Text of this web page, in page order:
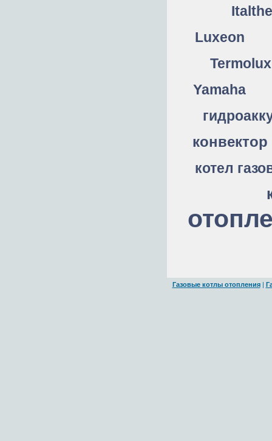
Luxeon
Termolux
Yamaha
конвектор
котел
Газовые котлы отопления|